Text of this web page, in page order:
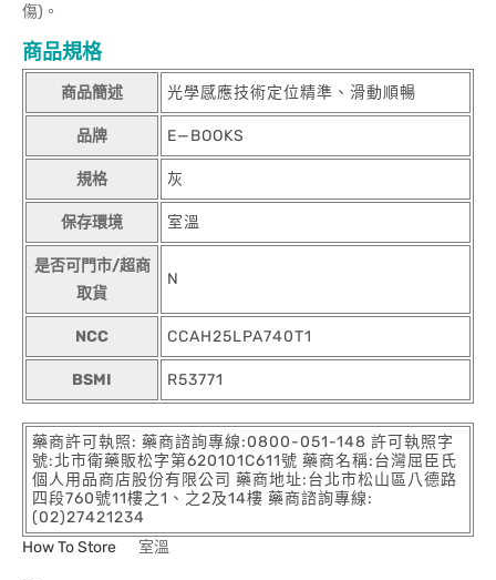
傷)。
商品規格
商品簡述 光學感應技術定位精準、滑動順暢
品牌 E—BOOKS
規格 灰
保存環境 室溫
是否可門市/超商
取貨
N
NCC CCAH25LPA740T1
BSMI R53771
藥商許可執照: 藥商諮詢專線:0800-051-148 許可執照字
號:北市衛藥販松字第620101C611號 藥商名稱:台灣屈臣氏
個人用品商店股份有限公司 藥商地址:台北市松山區八德路
四段760號11樓之1、之2及14樓 藥商諮詢專線:
(02)27421234
How To Store
室溫